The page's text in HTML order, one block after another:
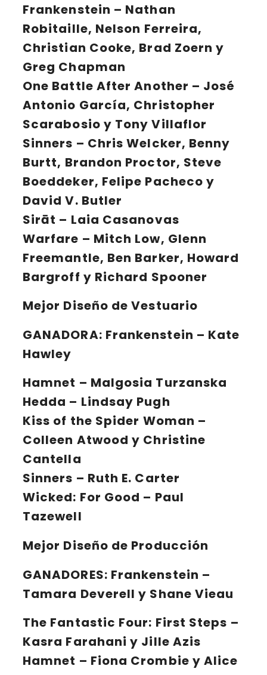
Frankenstein – Nathan
Robitaille, Nelson Ferreira,
Christian Cooke, Brad Zoern y
Greg Chapman
One Battle After Another – José
Antonio García, Christopher
Scarabosio y Tony Villaflor
Sinners – Chris Welcker, Benny
Burtt, Brandon Proctor, Steve
Boeddeker, Felipe Pacheco y
David V. Butler
Sirāt – Laia Casanovas
Warfare – Mitch Low, Glenn
Freemantle, Ben Barker, Howard
Bargroff y Richard Spooner
Mejor Diseño de Vestuario
GANADORA: Frankenstein – Kate
Hawley
Hamnet – Malgosia Turzanska
Hedda – Lindsay Pugh
Kiss of the Spider Woman –
Colleen Atwood y Christine
Cantella
Sinners – Ruth E. Carter
Wicked: For Good – Paul
Tazewell
Mejor Diseño de Producción
GANADORES: Frankenstein –
Tamara Deverell y Shane Vieau
The Fantastic Four: First Steps –
Kasra Farahani y Jille Azis
Hamnet – Fiona Crombie y Alice